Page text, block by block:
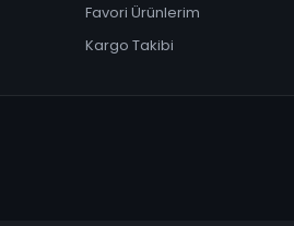
Favori Ürünlerim
Kargo Takibi